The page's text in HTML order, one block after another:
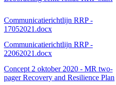
Communicatierichtlijn RRP -
17052021.docx
Communicatierichtlijn RRP -
22062021.docx
Concept 2 oktober 2020 - MR two-
pager Recovery and Resilience Plan